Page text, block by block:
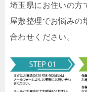
埼玉県にお住いの方
屋敷整理でお悩みの
合わせください。